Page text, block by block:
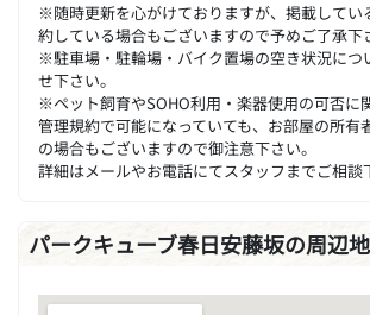
※随時更新を心がけておりますが、掲載してい
約している場合もございますので予めご了承下
※駐車場・駐輪場・バイク置場の空き状況につ
せ下さい。
※ペット飼育やSOHO利用・楽器使用の可否に
管理規約で可能になっていても、お部屋の所有
の場合もございますので御注意下さい。
詳細はメールやお電話にてスタッフまでご相談
パークキューブ春日安藤坂の周辺